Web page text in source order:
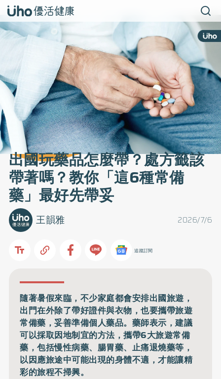
出國玩藥品怎麼帶？處方籤該
帶著嗎？教你「這6種常備
藥」最好先帶妥
2026/7/6
王韻雅
追蹤訂閱
隨著暑假來臨，不少家庭都會安排出國旅遊，
出門在外除了帶好證件與衣物，也要攜帶旅遊
常備藥，妥善準備個人藥品。藥師表示，建議
可以採取因地制宜的方法，攜帶6大旅遊常備
藥，包括慢性病藥、腸胃藥、止痛退燒藥等，
以因應旅途中可能出現的身體不適，才能讓精
彩的旅程不掃興。